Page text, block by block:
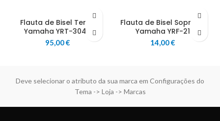
Flauta de Bisel Tenor
Yamaha YRT-304B
95,00€
Flauta de Bisel Soprano
Yamaha YRF-21
14,00€
Deve selecionar o atributo da sua marca em Configurações do
Tema -> Loja -> Marcas